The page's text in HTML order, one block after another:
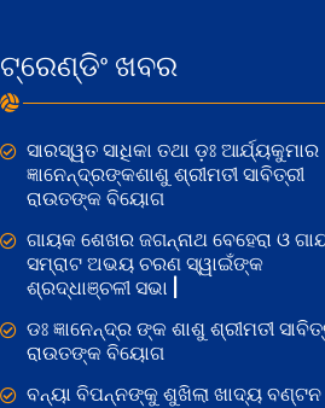
ଟ୍ରେଣ୍ଡିଂ ଖବର
ସାରସ୍ୱତ ସାଧିକା ତଥା ଡ଼ଃ ଆର୍ଯ୍ୟକୁମାର
ଜ୍ଞାନେନ୍ଦ୍ରଙ୍କଶାଶୁ ଶ୍ରୀମତୀ ସାବିତ୍ରୀ
ରାଉତଙ୍କ ବିୟୋଗ
ଗାୟକ ଶେଖର ଜଗନ୍ନାଥ ବେହେରା ଓ
ସମ୍ରାଟ ଅଭୟ ଚରଣ ସ୍ୱାଇଁଙ୍କ
ଶ୍ରଦ୍ଧାଞ୍ଚଳୀ ସଭା |
ଡଃ ଜ୍ଞାନେନ୍ଦ୍ର ଙ୍କ ଶାଶୁ ଶ୍ରୀମତୀ
ରାଉତଙ୍କ ବିୟୋଗ
ବନ୍ୟା ବିପନ୍ନଙ୍କୁ ଶୁଖିଲା ଖାଦ୍ୟ ବଣ୍ଟନ